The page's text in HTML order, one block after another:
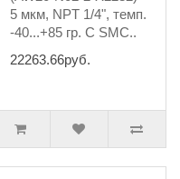
5 мкм, NPT 1/4", темп.
-40...+85 гр. С SMC..
22263.66руб.